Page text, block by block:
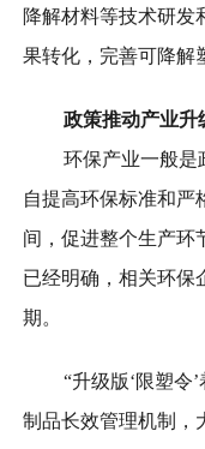
降解材料等技术研发
果转化，完善可降解
政策推动产业升
环保产业一般是
自提高环保标准和严
间，促进整个生产环
已经明确，相关环保
期。
“升级版‘限塑令
制品长效管理机制，